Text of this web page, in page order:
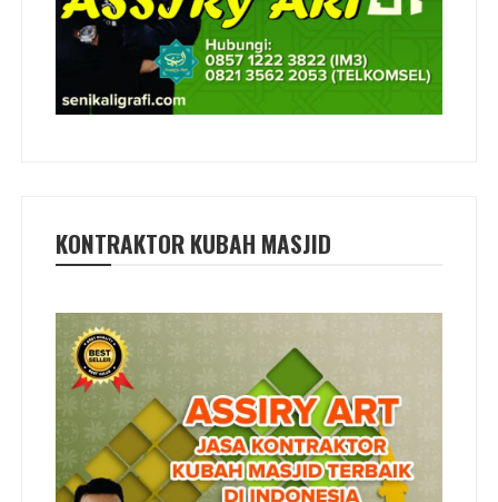
KONTRAKTOR KUBAH MASJID